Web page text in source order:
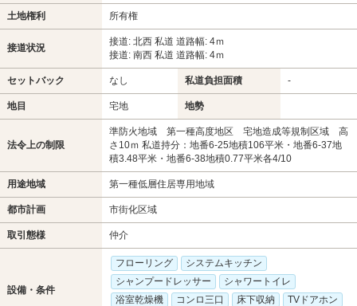
土地権利 所有権
接道状況
接道: 北西 私道 道路幅: 4ｍ
接道: 南西 私道 道路幅: 4ｍ
セットバック なし 私道負担面積 -
地目 宅地 地勢
法令上の制限
準防火地域 第一種高度地区 宅地造成等規制区域 高
さ10ｍ 私道持分：地番6-25地積106平米・地番6-37地
積3.48平米・地番6-38地積0.77平米各4/10
用途地域 第一種低層住居専用地域
都市計画 市街化区域
取引態様 仲介
設備・条件
フローリング
システムキッチン
シャンプードレッサー
シャワートイレ
浴室乾燥機
コンロ三口 床下収納
TVドアホン